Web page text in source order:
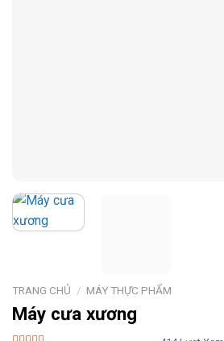
TRANG CHỦ / MÁY THỰC PHẨM
Máy cưa xương